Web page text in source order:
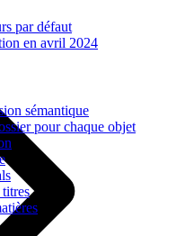
par défaut
en avril 2024
sémantique
pour chaque objet